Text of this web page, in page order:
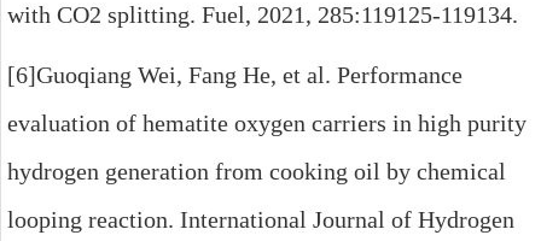
with CO2 splitting. Fuel, 2021, 285:119125-119134.
[6]Guoqiang Wei, Fang He, et al. Performance
evaluation of hematite oxygen carriers in high purity
hydrogen generation from cooking oil by chemical
looping reaction. International Journal of Hydrogen